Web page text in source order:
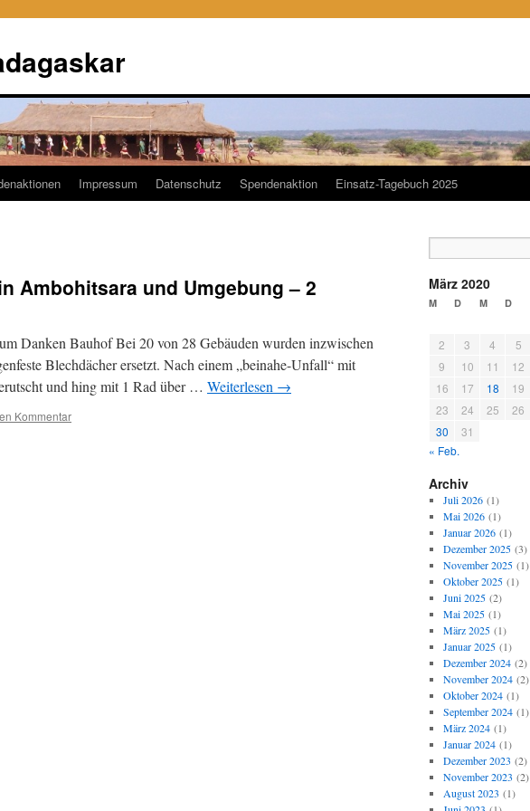
Impressum Datenschutz Spendenaktion Einsatz-Tagebuch 2025
Ambohitsara und Umgebung – 2
Danken Bauhof Bei 20 von 28 Gebäuden wurden inzwischen
Blechdächer ersetzt. Nach einem „beinahe-Unfall“ mit
und hing mit 1 Rad über … Weiterlesen →
Kommentar
März 2020
M D M D
2
3 4 5
9
10 11 12
16
17 18 19
23
24 25 26
30
31
« Feb.
Archiv
Juli 2026(1)
Mai 2026(1)
Januar 2026(1)
Dezember 2025(3)
November 2025(1)
Oktober 2025(1)
Juni 2025(2)
Mai 2025(1)
März 2025(1)
Januar 2025(1)
Dezember 2024(2)
November 2024(2)
Oktober 2024(1)
September 2024(1)
März 2024(1)
Januar 2024(1)
Dezember 2023 (2)
November 2023 (2)
August 2023 (1)